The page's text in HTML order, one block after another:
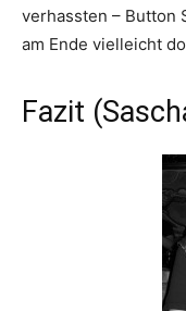
verhassten – Button
am Ende vielleicht
Fazit